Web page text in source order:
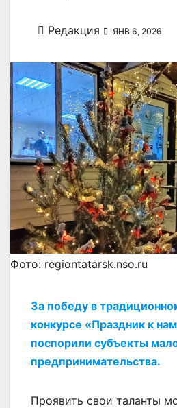
Редакция ЯНВ 6, 2026
Фото: regiontatarsk.nso.ru
За победу в
конкурсе «Праздник к
поспорили субъекты
предпринимательства.
Проявить свои таланты